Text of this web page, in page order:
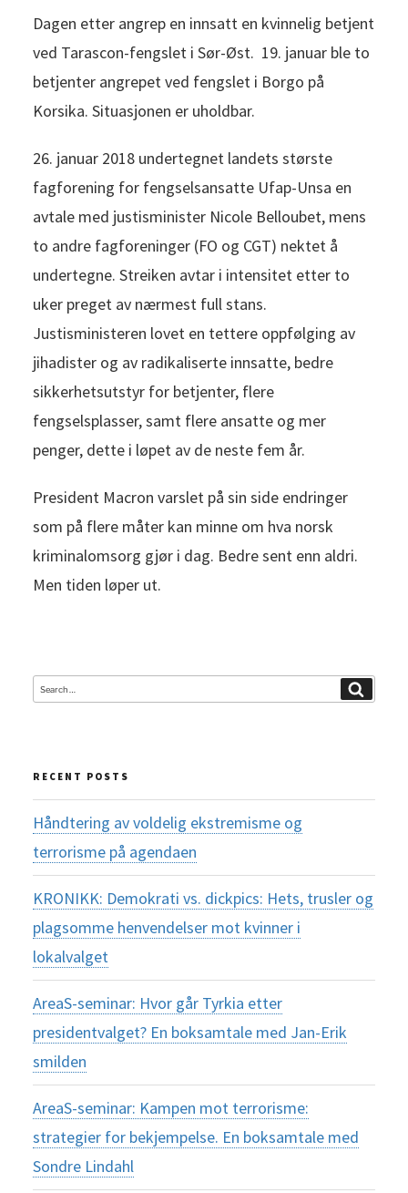
Dagen etter angrep en innsatt en kvinnelig betjent
ved Tarascon-fengslet i Sør-Øst. 19. januar ble to
betjenter angrepet ved fengslet i Borgo på
Korsika. Situasjonen er uholdbar.
26. januar 2018 undertegnet landets største
fagforening for fengselsansatte Ufap-Unsa en
avtale med justisminister Nicole Belloubet, mens
to andre fagforeninger (FO og CGT) nektet å
undertegne. Streiken avtar i intensitet etter to
uker preget av nærmest full stans.
Justisministeren lovet en tettere oppfølging av
jihadister og av radikaliserte innsatte, bedre
sikkerhetsutstyr for betjenter, flere
fengselsplasser, samt flere ansatte og mer
penger, dette i løpet av de neste fem år.
President Macron varslet på sin side endringer
som på flere måter kan minne om hva norsk
kriminalomsorg gjør i dag. Bedre sent enn aldri.
Men tiden løper ut.
Search
RECENT POSTS
Håndtering av voldelig ekstremisme og
terrorisme på agendaen
KRONIKK: Demokrati vs. dickpics: Hets, trusler og
plagsomme henvendelser mot kvinner i
lokalvalget
AreaS-seminar: Hvor går Tyrkia etter
presidentvalget? En boksamtale med Jan-Erik
smilden
AreaS-seminar: Kampen mot terrorisme:
strategier for bekjempelse. En boksamtale med
Sondre Lindahl